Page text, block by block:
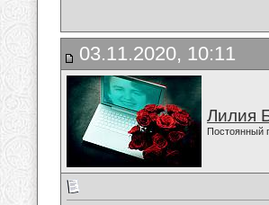
03.11.2020, 10:11
Лилия
Постоянный